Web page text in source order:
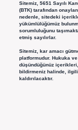
Sitemiz, 5651 Sayılı
(BTK) tarafından
nedenle, sitedeki
yükümlülüğümüz
sorumluluğunu
etmiş sayılırlar.
Sitemiz, kar amacı
platformudur. Hukuka
düşündüğünüz içerikleri,
bildirmeniz halinde,
kaldırılacaktır.